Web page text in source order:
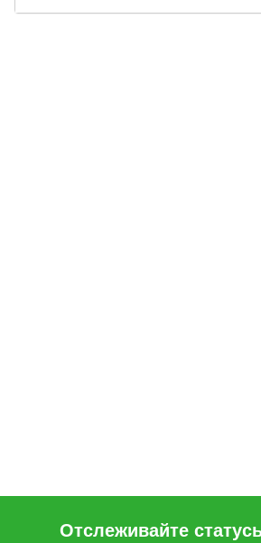
Отслеживайте